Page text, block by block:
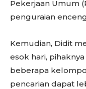
Pekerjaan Umum
penguraian
Kemudian, Didit
esok hari,
beberapa
pencarian dapat